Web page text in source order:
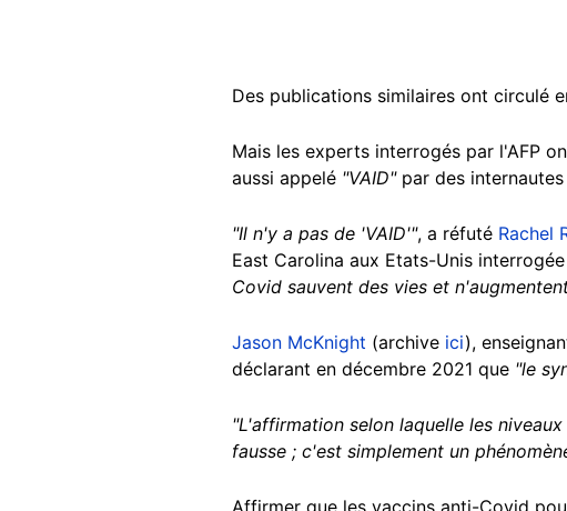
Des publications similaires ont circulé
Mais les experts interrogés par l'AFP
aussi appelé "VAID" par des
"Il n'y a pas de 'VAID'", a réfuté Rachel
East Carolina aux Etats-Unis
Covid sauvent des vies et
Jason McKnight (archive ici),
déclarant en décembre 2021 que "le
"L'affirmation selon laquelle les
fausse ; c'est simplement un
Affirmer que les vaccins anti-Covid